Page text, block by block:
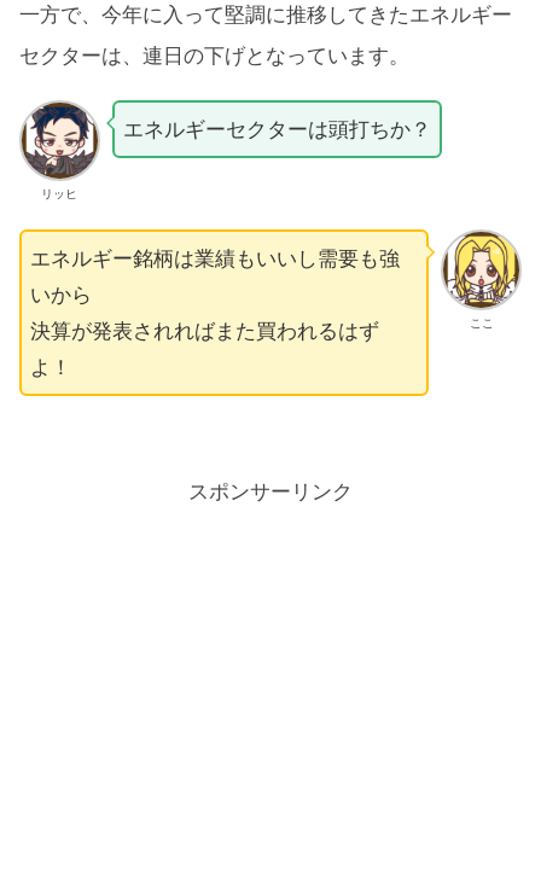
一方で、今年に入って堅調に推移してきたエネルギー
セクターは、連日の下げとなっています。
リッヒ
エネルギーセクターは頭打ちか？
ここ
エネルギー銘柄は業績もいいし需要も強
いから
決算が発表されればまた買われるはず
よ！
スポンサーリンク